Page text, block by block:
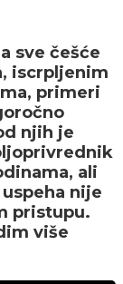
sve češće
iscrpljenim
primeri
njih je
ali
nije
pristupu.
više